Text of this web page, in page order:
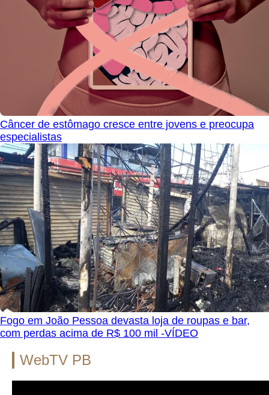
Câncer de estômago cresce entre jovens e preocupa
especialistas
Fogo em João Pessoa devasta loja de roupas e bar,
com perdas acima de R$ 100 mil -VÍDEO
WebTV PB